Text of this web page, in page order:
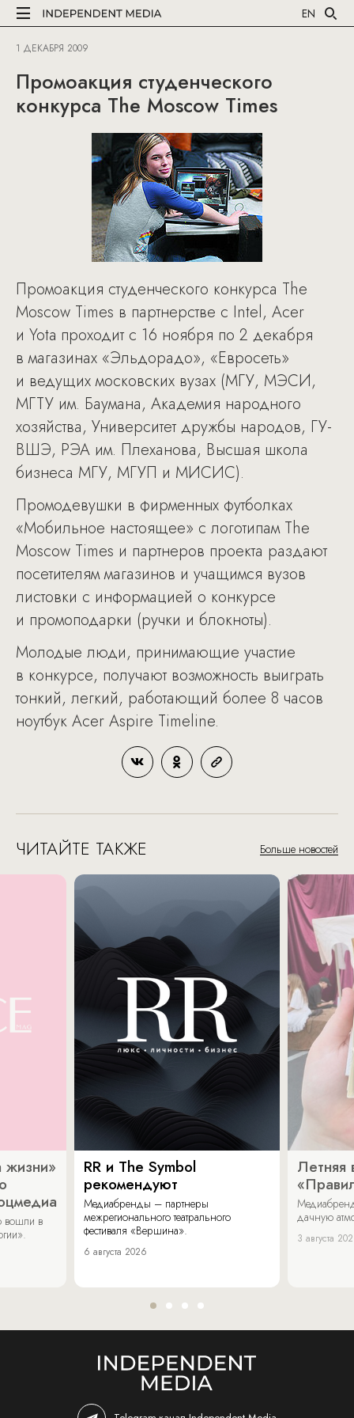
EN
1 ДЕКАБРЯ 2009
Промоакция студенческого
конкурса The Moscow Times
Промоакция студенческого конкурса The
Moscow Times в партнерстве с Intel, Acer
и Yota проходит с 16 ноября по 2 декабря
в магазинах «Эльдорадо», «Евросеть»
и ведущих московских вузах (МГУ, МЭСИ,
МГТУ им. Баумана, Академия народного
хозяйства, Университет дружбы народов, ГУ-
ВШЭ, РЭА им. Плеханова, Высшая школа
бизнеса МГУ, МГУП и МИСИС).
Промодевушки в фирменных футболках
«Мобильное настоящее» с логотипам The
Moscow Times и партнеров проекта раздают
посетителям магазинов и учащимся вузов
листовки с информацией о конкурсе
и промоподарки (ручки и блокноты).
Молодые люди, принимающие участие
в конкурсе, получают возможность выиграть
тонкий, легкий, работающий более 8 часов
ноутбук Acer Aspire Timeline.
ЧИТАЙТЕ ТАКЖЕ Больше новостей
жизни»
вошли в
RR и The Symbol
рекомендуют
Медиабренды – партнеры
межрегионального театрального
фестиваля «Вершина».
6 августа 2026
Летняя
дачную
3 августа